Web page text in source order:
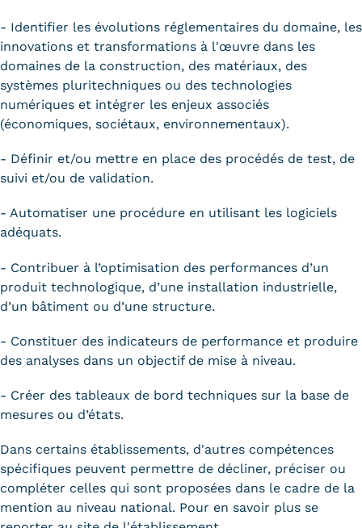
- Identifier les évolutions réglementaires du domaine, les
innovations et transformations à l'œuvre dans les
domaines de la construction, des matériaux, des
systèmes pluritechniques ou des technologies
numériques et intégrer les enjeux associés
(économiques, sociétaux, environnementaux).
- Définir et/ou mettre en place des procédés de test, de
suivi et/ou de validation.
- Automatiser une procédure en utilisant les logiciels
adéquats.
- Contribuer à l’optimisation des performances d’un
produit technologique, d’une installation industrielle,
d’un bâtiment ou d’une structure.
- Constituer des indicateurs de performance et produire
des analyses dans un objectif de mise à niveau.
- Créer des tableaux de bord techniques sur la base de
mesures ou d’états.
Dans certains établissements, d'autres compétences
spécifiques peuvent permettre de décliner, préciser ou
compléter celles qui sont proposées dans le cadre de la
mention au niveau national. Pour en savoir plus se